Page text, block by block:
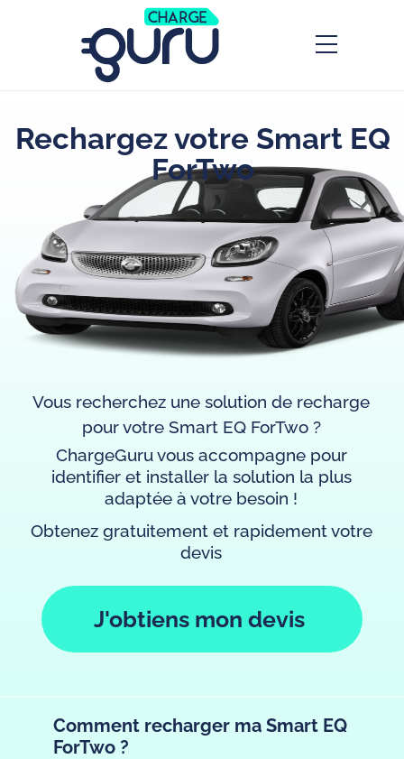
Rechargez votre Smart EQ
ForTwo
ChargeGuru vous accompagne pour
identifier et installer la solution la plus
adaptée à votre besoin !
Vous recherchez une solution de recharge
pour votre Smart EQ ForTwo ?
Obtenez gratuitement et rapidement votre
devis
J'obtiens mon devis
Comment recharger ma Smart EQ
ForTwo ?